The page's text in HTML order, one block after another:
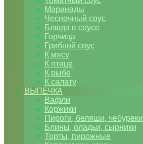
Маринады
Чесночный соус
Блюда в соусе
Горчица
Грибной соус
К мясу
К птице
К рыбе
К салату
ВЫПЕЧКА
Вафли
Коржики
Пироги, беляши, чебуреки
Блины, оладьи, сырники
Торты, пирожные